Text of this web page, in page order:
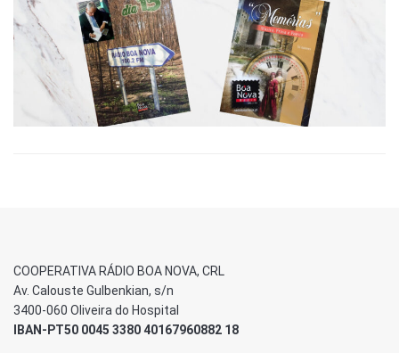
COOPERATIVA RÁDIO BOA NOVA, CRL
Av. Calouste Gulbenkian, s/n
3400-060 Oliveira do Hospital
IBAN-PT50 0045 3380 40167960882 18